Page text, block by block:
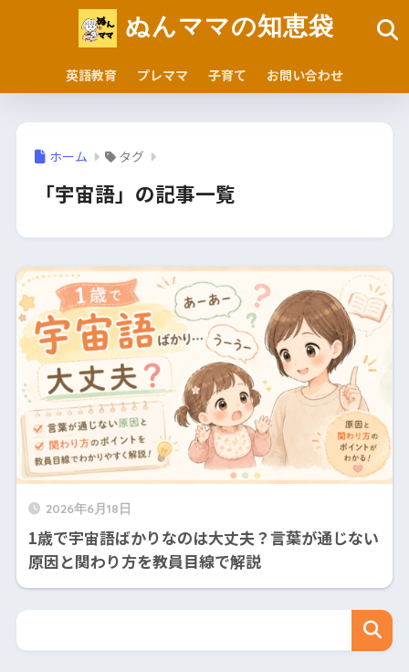
ぬんママの知恵袋
英語教育 プレママ 子育て お問い合わせ
ホーム タグ
「宇宙語」の記事一覧
2026年6月18日
1歳で宇宙語ばかりなのは大丈夫？言葉が通じない
原因と関わり方を教員目線で解説